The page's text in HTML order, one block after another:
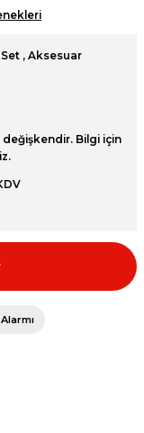
, Aksesuar
Bilgi için